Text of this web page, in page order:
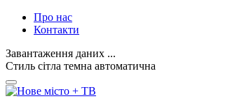
Про нас
Контакти
Завантаження даних ...
Стиль сітла темна автоматична